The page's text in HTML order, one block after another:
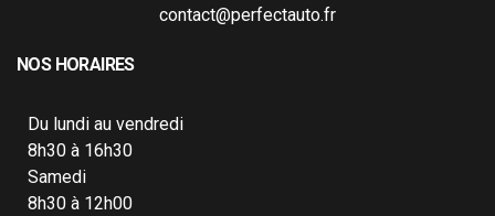
contact@perfectauto.fr
NOS HORAIRES
Du lundi au vendredi
8h30 à 16h30
Samedi
8h30 à 12h00